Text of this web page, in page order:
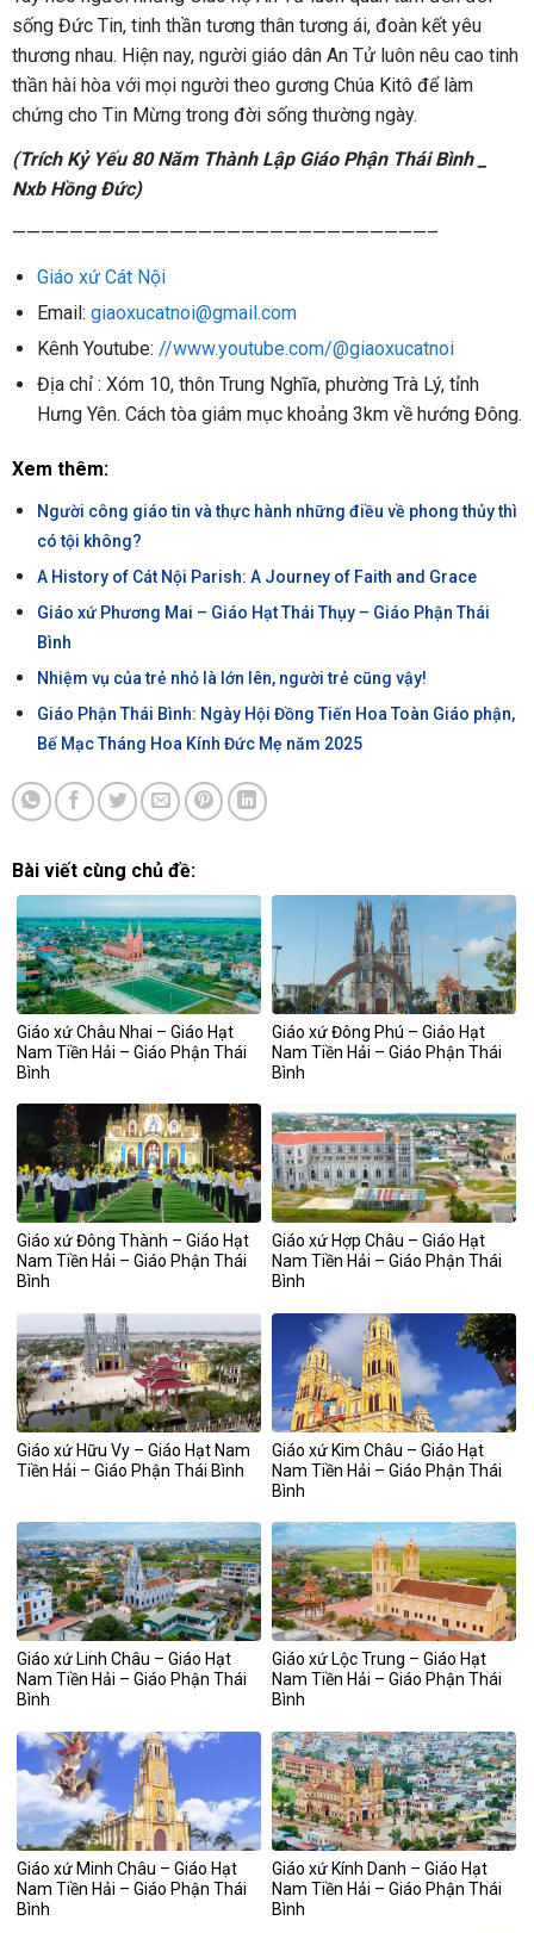
sống Đức Tin, tinh thần tương thân tương ái, đoàn kết yêu
thương nhau. Hiện nay, người giáo dân An Tử luôn nêu cao tinh
thần hài hòa với mọi người theo gương Chúa Kitô để làm
chứng cho Tin Mừng trong đời sống thường ngày.
(Trích Kỷ Yếu 80 Năm Thành Lập Giáo Phận Thái Bình _
Nxb Hồng Đức)
—————————————————————————————–
Giáo xứ Cát Nội
Email: giaoxucatnoi@gmail.com
Kênh Youtube: //www.youtube.com/@giaoxucatnoi
Địa chỉ : Xóm 10, thôn Trung Nghĩa, phường Trà Lý, tỉnh
Hưng Yên. Cách tòa giám mục khoảng 3km về hướng Đông.
Xem thêm:
Người công giáo tin và thực hành những điều về phong thủy thì
có tội không?
A History of Cát Nội Parish: A Journey of Faith and Grace
Giáo xứ Phương Mai – Giáo Hạt Thái Thụy – Giáo Phận Thái
Bình
Nhiệm vụ của trẻ nhỏ là lớn lên, người trẻ cũng vậy!
Giáo Phận Thái Bình: Ngày Hội Đồng Tiến Hoa Toàn Giáo phận,
Bế Mạc Tháng Hoa Kính Đức Mẹ năm 2025
Bài viết cùng chủ đề:
Giáo xứ Châu Nhai – Giáo Hạt
Nam Tiền Hải – Giáo Phận Thái
Bình
Giáo xứ Đông Phú – Giáo Hạt
Nam Tiền Hải – Giáo Phận Thái
Bình
Giáo xứ Đông Thành – Giáo Hạt
Nam Tiền Hải – Giáo Phận Thái
Bình
Giáo xứ Hợp Châu – Giáo Hạt
Nam Tiền Hải – Giáo Phận Thái
Bình
Giáo xứ Hữu Vy – Giáo Hạt Nam
Tiền Hải – Giáo Phận Thái Bình
Giáo xứ Kim Châu – Giáo Hạt
Nam Tiền Hải – Giáo Phận Thái
Bình
Giáo xứ Linh Châu – Giáo Hạt
Nam Tiền Hải – Giáo Phận Thái
Bình
Giáo xứ Lộc Trung – Giáo Hạt
Nam Tiền Hải – Giáo Phận Thái
Bình
Giáo xứ Minh Châu – Giáo Hạt
Nam Tiền Hải – Giáo Phận Thái
Bình
Giáo xứ Kính Danh – Giáo Hạt
Nam Tiền Hải – Giáo Phận Thái
Bình